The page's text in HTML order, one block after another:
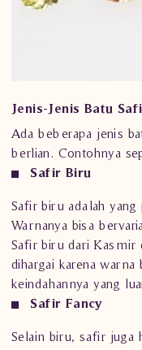
Jenis-Jenis Batu
Ada beberapa jenis
berlian. Contohnya
Safir Biru
Safir biru adalah
Warnanya bisa
Safir biru dari Kasmir
dihargai karena
keindahannya yang
Safir Fancy
Selain biru, safir juga